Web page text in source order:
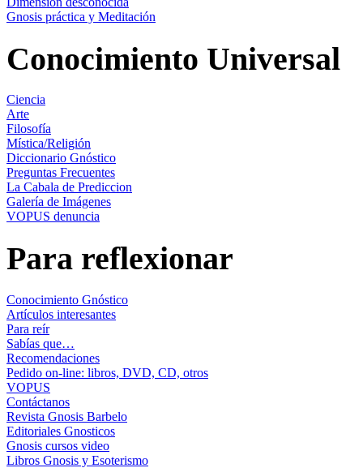
Gnosis práctica y Meditación
Conocimiento Universal
Ciencia
Arte
Filosofía
Mística/Religión
Diccionario Gnóstico
Preguntas Frecuentes
La Cabala de Prediccion
Galería de Imágenes
VOPUS denuncia
Para reflexionar
Conocimiento Gnóstico
Artículos interesantes
Para reír
Sabías que…
Recomendaciones
Pedido on-line: libros, DVD, CD, otros
VOPUS
Contáctanos
Revista Gnosis Barbelo
Editoriales Gnosticos
Gnosis cursos video
Libros Gnosis y Esoterismo